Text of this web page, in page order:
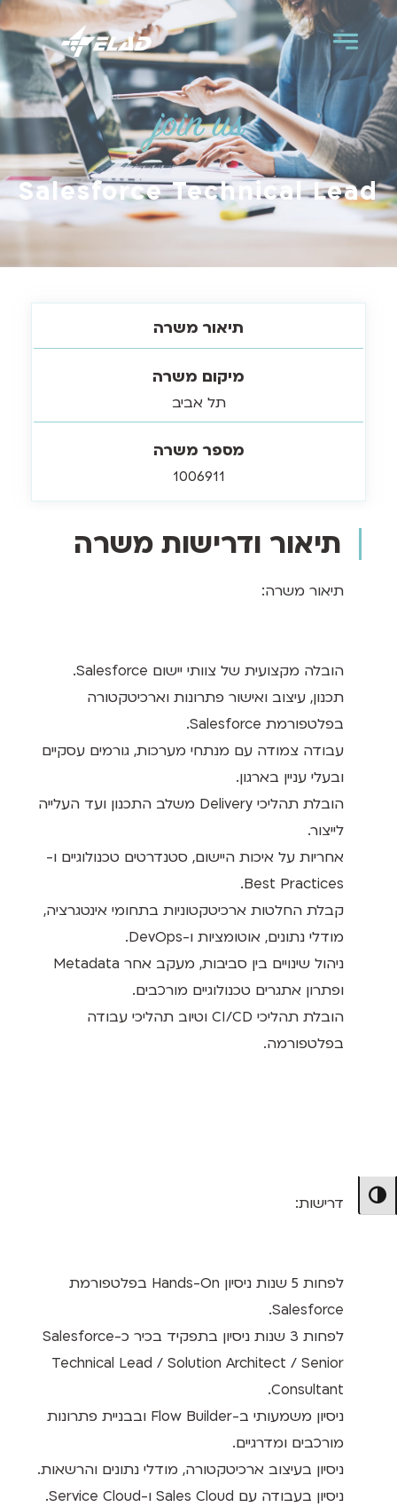
מתג ניגודיות גבוהה
join us
Salesforce Technical Lead
תיאור משרה
מיקום משרה
תל אביב
מספר משרה
1006911
תיאור ודרישות משרה
תיאור משרה:
הובלה מקצועית של צוותי יישום Salesforce.
תכנון, עיצוב ואישור פתרונות וארכיטקטורה
בפלטפורמת Salesforce.
עבודה צמודה עם מנתחי מערכות, גורמים עסקיים
ובעלי עניין בארגון.
הובלת תהליכי Delivery משלב התכנון ועד העלייה
לייצור.
אחריות על איכות היישום, סטנדרטים טכנולוגיים ו-
Best Practices.
קבלת החלטות ארכיטקטוניות בתחומי אינטגרציה,
מודלי נתונים, אוטומציות ו-DevOps.
ניהול שינויים בין סביבות, מעקב אחר Metadata
ופתרון אתגרים טכנולוגיים מורכבים.
הובלת תהליכי CI/CD וטיוב תהליכי עבודה
בפלטפורמה.
דרישות:
לפחות 5 שנות ניסיון Hands-On בפלטפורמת
Salesforce.
לפחות 3 שנות ניסיון בתפקיד בכיר כ-Salesforce
Technical Lead / Solution Architect / Senior
Consultant.
ניסיון משמעותי ב-Flow Builder ובבניית פתרונות
מורכבים ומדרגיים.
ניסיון בעיצוב ארכיטקטורה, מודלי נתונים והרשאות.
ניסיון בעבודה עם Sales Cloud ו-Service Cloud.